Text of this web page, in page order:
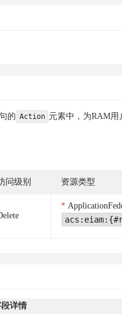
的 Action 元素中，为RAM
问级别 资源类型
详情